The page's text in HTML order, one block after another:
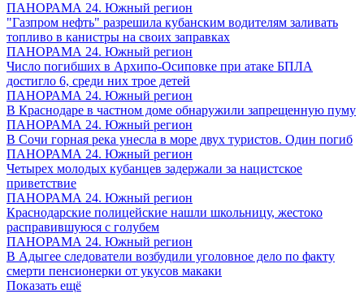
ПАНОРАМА 24. Южный регион
"Газпром нефть" разрешила кубанским водителям заливать
топливо в канистры на своих заправках
ПАНОРАМА 24. Южный регион
Число погибших в Архипо-Осиповке при атаке БПЛА
достигло 6, среди них трое детей
ПАНОРАМА 24. Южный регион
В Краснодаре в частном доме обнаружили запрещенную пуму
ПАНОРАМА 24. Южный регион
В Сочи горная река унесла в море двух туристов. Один погиб
ПАНОРАМА 24. Южный регион
Четырех молодых кубанцев задержали за нацистское
приветствие
ПАНОРАМА 24. Южный регион
Краснодарские полицейские нашли школьницу, жестоко
расправившуюся с голубем
ПАНОРАМА 24. Южный регион
В Адыгее следователи возбудили уголовное дело по факту
смерти пенсионерки от укусов макаки
Показать ещё